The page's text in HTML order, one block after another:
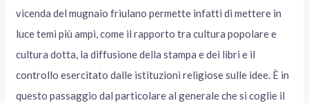
vicenda del mugnaio friulano permette infatti di mettere in
luce temi più ampi, come il rapporto tra cultura popolare e
cultura dotta, la diffusione della stampa e dei libri e il
controllo esercitato dalle istituzioni religiose sulle idee. È in
questo passaggio dal particolare al generale che si coglie il